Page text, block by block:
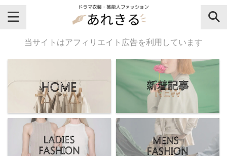
＼芸能人名・ドラマ名で検索♪／
気になるドラマ名や芸能人名でおし
ゃれなドラマ衣装・ファッションを
チェックしてね♪
当サイトはアフィリエイト広告を利用しています